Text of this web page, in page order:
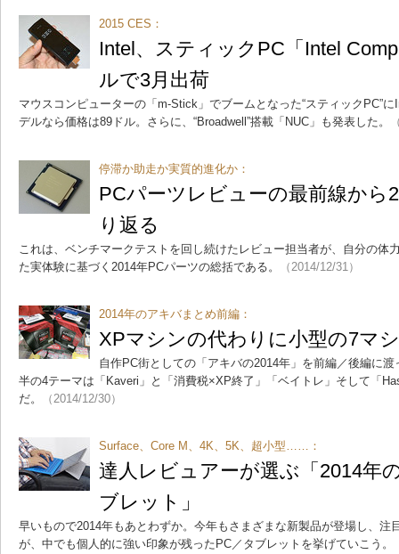
2015 CES：
Intel、スティックPC「Intel
ルで3月出荷
マウスコンピューターの「m-Stick」でブームとなった“スティックPC”
デルなら価格は89ドル。さらに、“Broadwell”搭載「NUC」も発表した。
停滞か助走か実質的進化か：
PCパーツレビューの最前線から
り返る
これは、ベンチマークテストを回し続けたレビュー担当者が、自分の体
た実体験に基づく2014年PCパーツの総括である。
（2014/12/31）
2014年のアキバまとめ前編：
XPマシンの代わりに小型の7マ
自作PC街としての「アキバの2014年」を前編／後編に
半の4テーマは「Kaveri」と「消費税×XP終了」「ベイトレ」そして「
だ。
（2014/12/30）
Surface、Core M、4K、5K、超小型……：
達人レビュアーが選ぶ「2014年
ブレット」
早いもので2014年もあとわずか。今年もさまざまな新製品が登場し、注
が、中でも個人的に強い印象が残ったPC／タブレットを挙げていこう。